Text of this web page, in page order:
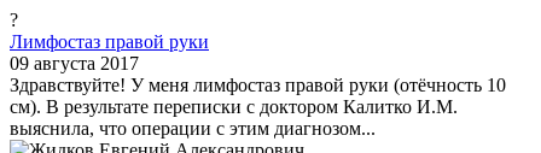
?
Лимфостаз правой руки
09 августа 2017
Здравствуйте! У меня лимфостаз правой руки (отёчность 10
см). В результате переписки с доктором Калитко И.М.
выяснила, что операции с этим диагнозом...